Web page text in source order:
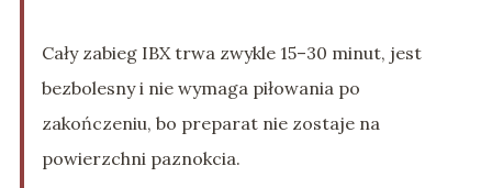
Cały zabieg IBX trwa zwykle 15–30 minut, jest
bezbolesny i nie wymaga piłowania po
zakończeniu, bo preparat nie zostaje na
powierzchni paznokcia.